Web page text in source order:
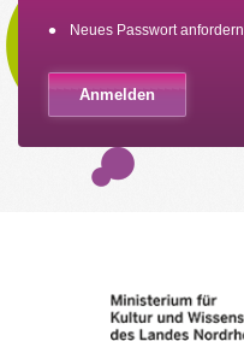
Neues Passwort anfordern